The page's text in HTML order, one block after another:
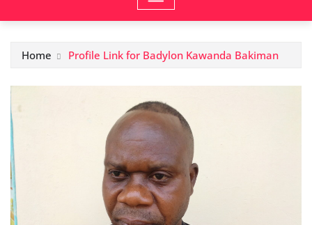
Home Profile Link for Badylon Kawanda Bakiman